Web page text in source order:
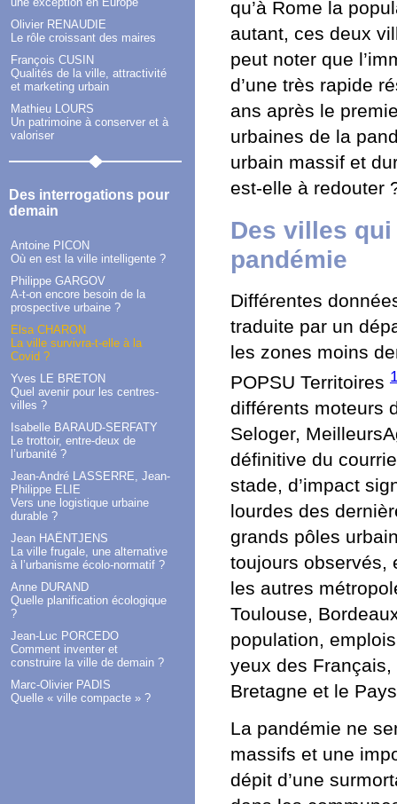
Olivier RENAUDIE
Le rôle croissant des maires
François CUSIN
Qualités de la ville, attractivité
et marketing urbain
Mathieu LOURS
Un patrimoine à conserver et à
valoriser
Des interrogations pour
demain
Antoine PICON
Où en est la ville intelligente ?
Philippe GARGOV
A-t-on encore besoin de la
prospective urbaine ?
Elsa CHARON
La ville survivra-t-elle à la
Covid ?
Yves LE BRETON
Quel avenir pour les centres-
villes ?
Isabelle BARAUD-SERFATY
Le trottoir, entre-deux de
l’urbanité ?
Jean-André LASSERRE, Jean-
Philippe ELIE
Vers une logistique urbaine
durable ?
Jean HAËNTJENS
La ville frugale, une alternative
à l’urbanisme écolo-normatif ?
Anne DURAND
Quelle planification écologique
?
Jean-Luc PORCEDO
Comment inventer et
construire la ville de demain ?
Marc-Olivier PADIS
Quelle « ville compacte » ?
qu’à Rome la
autant, ces deux
peut noter que
d’une très rapide
ans après le
urbaines de la
urbain massif et
est-elle à redouter
Des villes
pandémie
Différentes
traduite par un
les zones moins
POPSU Territoires
différents moteurs
Seloger,
définitive du
stade, d’impact
lourdes des
grands pôles
toujours observés,
les autres
Toulouse,
population,
yeux des
Bretagne et le
La pandémie ne
massifs et une
dépit d’une